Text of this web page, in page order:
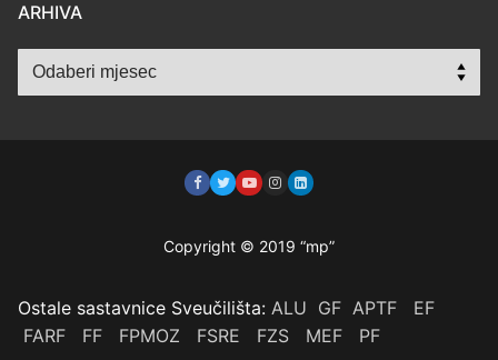
ARHIVA
Arhiva
Copyright © 2019 “mp”
Ostale sastavnice Sveučilišta: ALU GF APTF
EF
FARF
FF FPMOZ FSRE FZS MEF PF